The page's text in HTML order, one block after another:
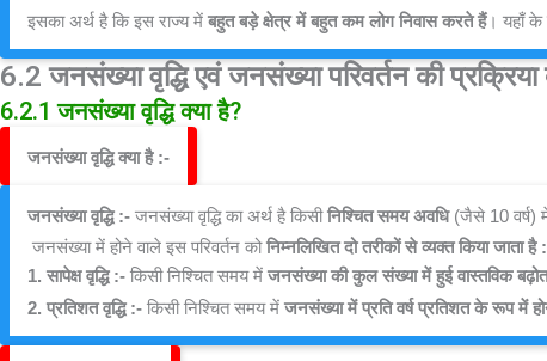
इसका अर्थ है कि इस राज्य में बहुत बड़े क्षेत्र में बहुत कम लोग निवास करते हैं। यहाँ के
6.2 जनसंख्या वृद्धि एवं जनसंख्या परिवर्तन की प्रक्रिया
6.2.1 जनसंख्या वृद्धि क्या है?
जनसंख्या वृद्धि क्या है :-
जनसंख्या वृद्धि :- जनसंख्या वृद्धि का अर्थ है किसी निश्चित समय अवधि (जैसे 10 वर्ष)
जनसंख्या में होने वाले इस परिवर्तन को निम्नलिखित दो तरीकों से व्यक्त किया जाता है
1. सापेक्ष वृद्धि :- किसी निश्चित समय में जनसंख्या की कुल संख्या में हुई वास्तविक
2. प्रतिशत वृद्धि :- किसी निश्चित समय में जनसंख्या में प्रति वर्ष प्रतिशत के रूप में होने